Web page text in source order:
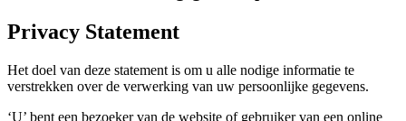
Privacy Statement
Het doel van deze statement is om u alle nodige informatie te
verstrekken over de verwerking van uw persoonlijke gegevens.
‘U’ bent een bezoeker van de website of gebruiker van een online